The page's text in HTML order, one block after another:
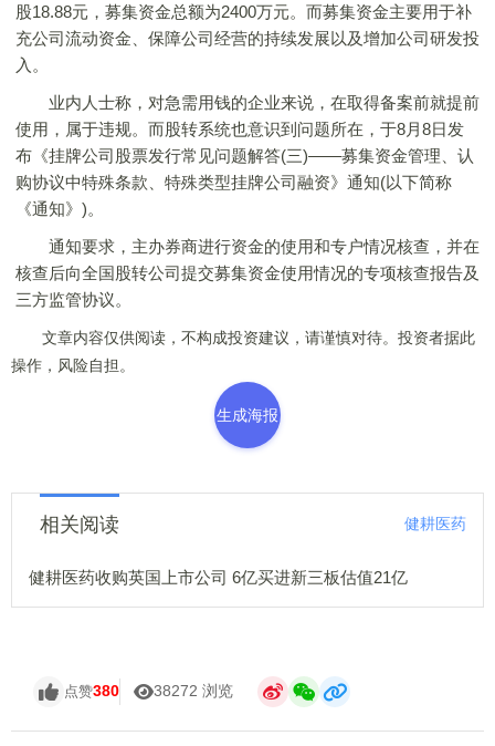
股18.88元，募集资金总额为2400万元。而募集资金主要用于补
充公司流动资金、保障公司经营的持续发展以及增加公司研发投
入。
业内人士称，对急需用钱的企业来说，在取得备案前就提前
使用，属于违规。而股转系统也意识到问题所在，于8月8日发
布《挂牌公司股票发行常见问题解答(三)——募集资金管理、认
购协议中特殊条款、特殊类型挂牌公司融资》通知(以下简称
《通知》)。
通知要求，主办券商进行资金的使用和专户情况核查，并在
核查后向全国股转公司提交募集资金使用情况的专项核查报告及
三方监管协议。
文章内容仅供阅读，不构成投资建议，请谨慎对待。投资者据此
操作，风险自担。
生成海报
相关阅读 健耕医药
健耕医药收购英国上市公司 6亿买进新三板估值21亿
点赞380 38272 浏览